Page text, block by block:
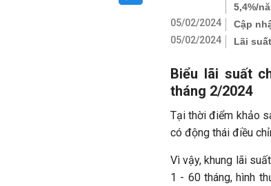
5,4%/
05/02/2024
Cập
05/02/2024
Lãi
Biểu lãi suất
tháng 2/2024
Tại thời điểm khảo
có động thái điều
Vì vậy, khung lãi
1 - 60 tháng, hình